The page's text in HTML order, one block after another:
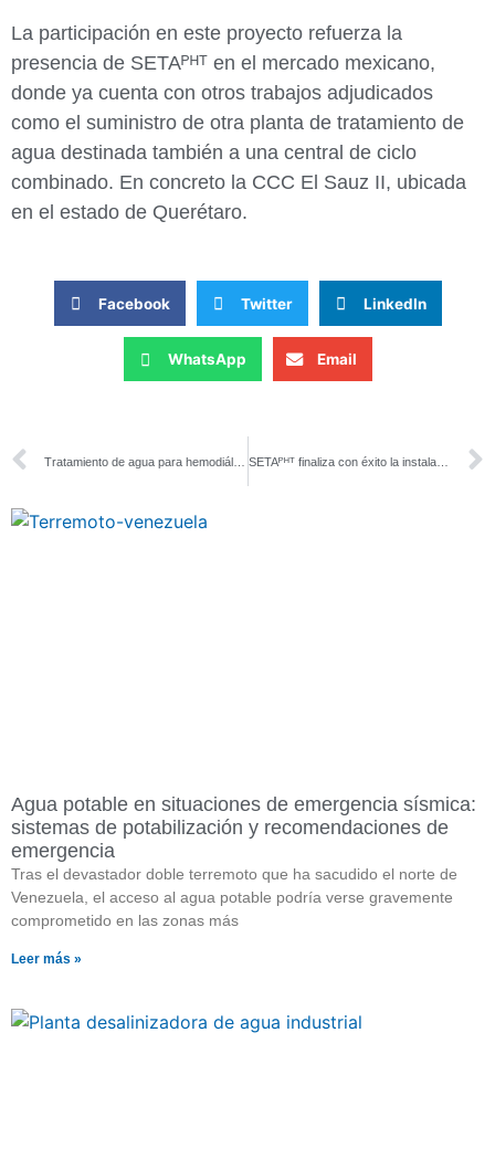
La participación en este proyecto refuerza la
presencia de SETAᴾᴴᵀ en el mercado mexicano,
donde ya cuenta con otros trabajos adjudicados
como el suministro de otra planta de tratamiento de
agua destinada también a una central de ciclo
combinado. En concreto la CCC El Sauz II, ubicada
en el estado de Querétaro.
Facebook Twitter LinkedIn
WhatsApp Email
SETAᴾᴴᵀ finaliza con éxito la instalación de una planta desalinizadora en Mauritania licitada por el Instituto Tecnológico de Canarias
Agua potable en situaciones de emergencia sísmica:
sistemas de potabilización y recomendaciones de
emergencia
Tras el devastador doble terremoto que ha sacudido el norte de
Venezuela, el acceso al agua potable podría verse gravemente
comprometido en las zonas más
Leer más »